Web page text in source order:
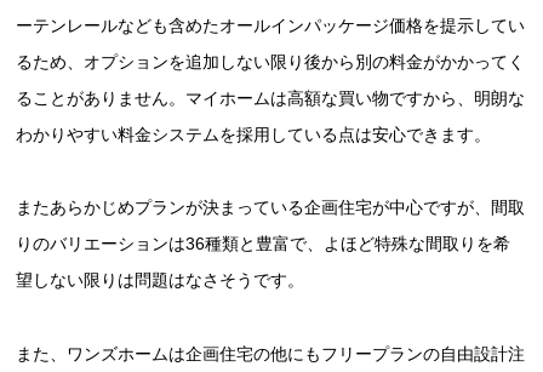
ーテンレールなども含めたオールインパッケージ価格を提示してい
るため、オプションを追加しない限り後から別の料金がかかってく
ることがありません。マイホームは高額な買い物ですから、明朗な
わかりやすい料金システムを採用している点は安心できます。
またあらかじめプランが決まっている企画住宅が中心ですが、間取
りのバリエーションは36種類と豊富で、よほど特殊な間取りを希
望しない限りは問題はなさそうです。
また、ワンズホームは企画住宅の他にもフリープランの自由設計注